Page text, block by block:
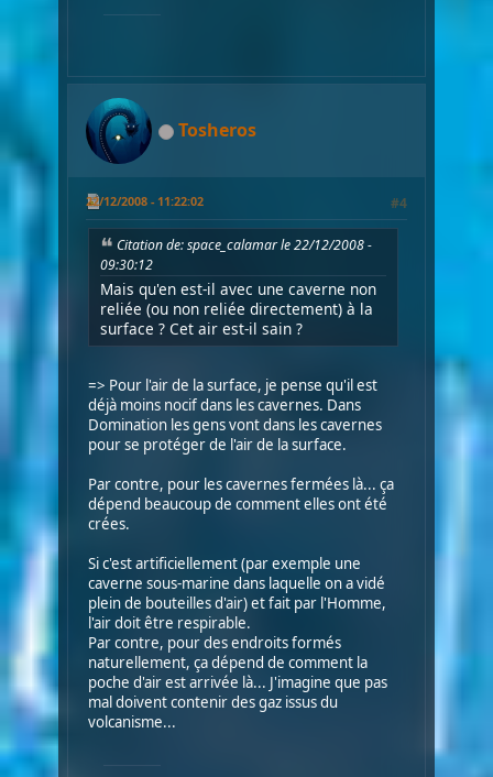
Tosheros
22/12/2008 - 11:22:02 #4
Citation de: space_calamar le 22/12/2008 -
09:30:12
Mais qu'en est-il avec une caverne non
reliée (ou non reliée directement) à la
surface ? Cet air est-il sain ?
=> Pour l'air de la surface, je pense qu'il est
déjà moins nocif dans les cavernes. Dans
Domination les gens vont dans les cavernes
pour se protéger de l'air de la surface.
Par contre, pour les cavernes fermées là... ça
dépend beaucoup de comment elles ont été
crées.
Si c'est artificiellement (par exemple une
caverne sous-marine dans laquelle on a vidé
plein de bouteilles d'air) et fait par l'Homme,
l'air doit être respirable.
Par contre, pour des endroits formés
naturellement, ça dépend de comment la
poche d'air est arrivée là... J'imagine que pas
mal doivent contenir des gaz issus du
volcanisme...